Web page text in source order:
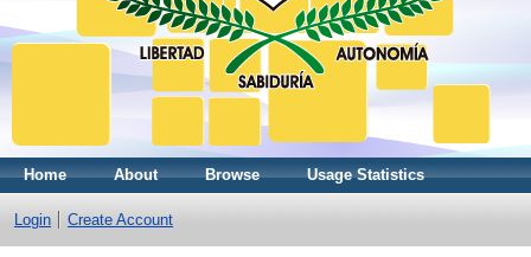
Home About Browse Usage Statistics
Login Create Account